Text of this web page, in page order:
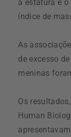
a estatura e
índice de
As
de excesso
meninas
Os
Human